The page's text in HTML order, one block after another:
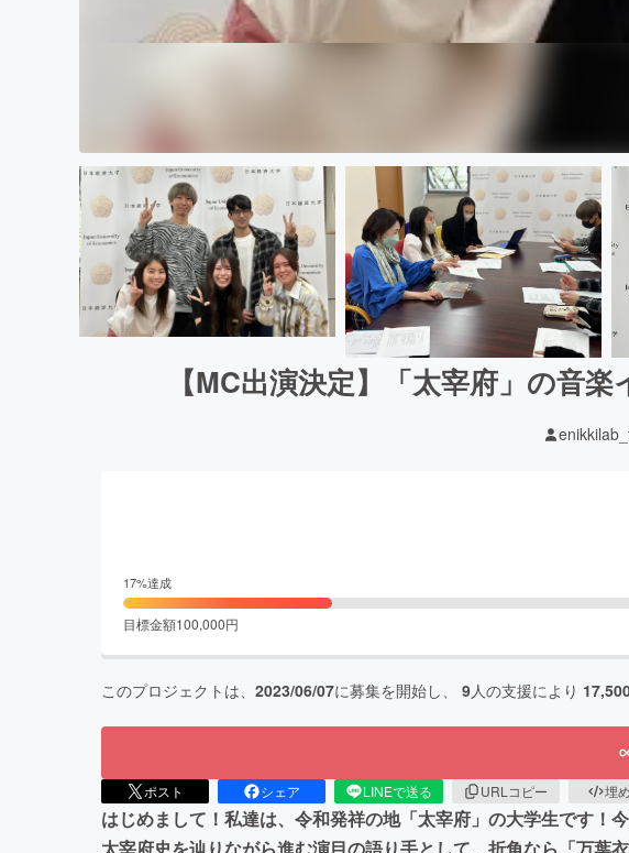
【MC出演決定】「太宰府」の音
17%達成
目標金額100,000円
このプロジェクトは、 2023/06/07に募集を開始し、 9人の支援により
ポスト シェア LINEで送る URLコピー 埋
はじめまして！私達は、令和発祥の地「太宰府」の大学生です！